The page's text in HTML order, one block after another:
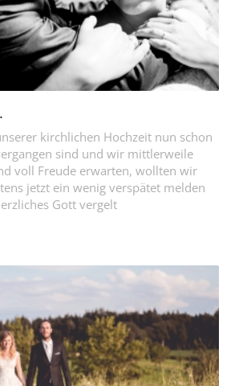
kirchlichen Hochzeit nun schon
sind und wir mittlerweile
voll Freude erwarten, wollten wir
jetzt ein wenig verspätet melden
Gott vergelt